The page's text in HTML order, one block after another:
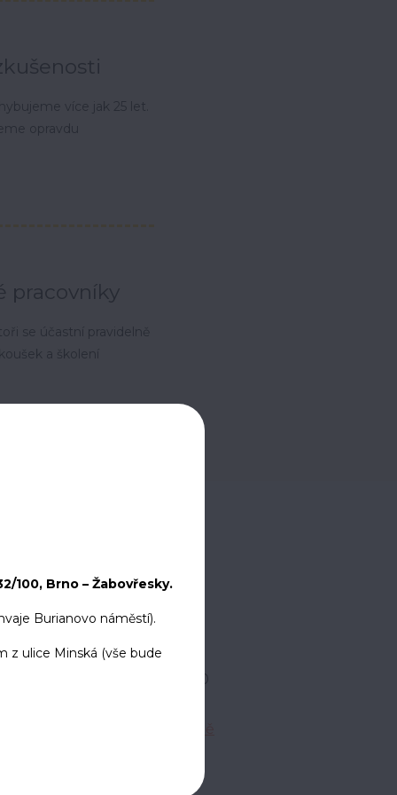
více jak 25 let.
opravdu
pracovníky
se účastní pravidelně
a školení
Legionářská 1550
100, Brno – Žabovřesky.
Burianovo náměstí).
z ulice Minská (vše bude